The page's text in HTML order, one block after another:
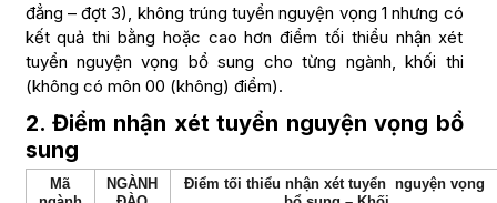
đẳng – đợt 3), không trúng tuyển nguyện vọng 1 nhưng có
kết quả thi bằng hoặc cao hơn điểm tối thiểu nhận xét
tuyển nguyện vọng bổ sung cho từng ngành, khối thi
(không có môn 00 (không) điểm).
2. Điểm nhận xét tuyển nguyện vọng bổ
sung
Mã
NGÀNH
Điểm tối thiểu nhận xét tuyển nguyện vọng